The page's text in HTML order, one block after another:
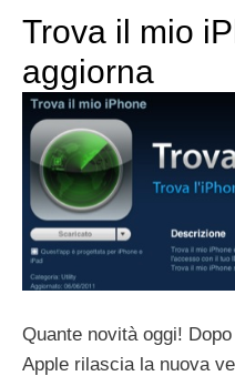
Trova il mio
aggiorna
Quante novità oggi!
Apple rilascia la nuova